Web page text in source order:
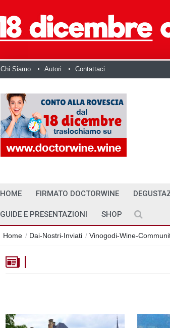
Chi Siamo Autori Contattaci
HOME FIRMATO DOCTORWINE
GUIDE E PRESENTAZIONI SHOP
Home / Dai-Nostri-Inviati / Vinogodi-Wine-